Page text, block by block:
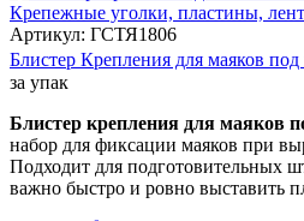
Крепежные уголки, пластины,
Артикул: ГСТЯ1806
Блистер Крепления для маяков
за упак
Блистер крепления для маяков
набор для фиксации маяков при
Подходит для подготовительных
важно быстро и ровно выставить